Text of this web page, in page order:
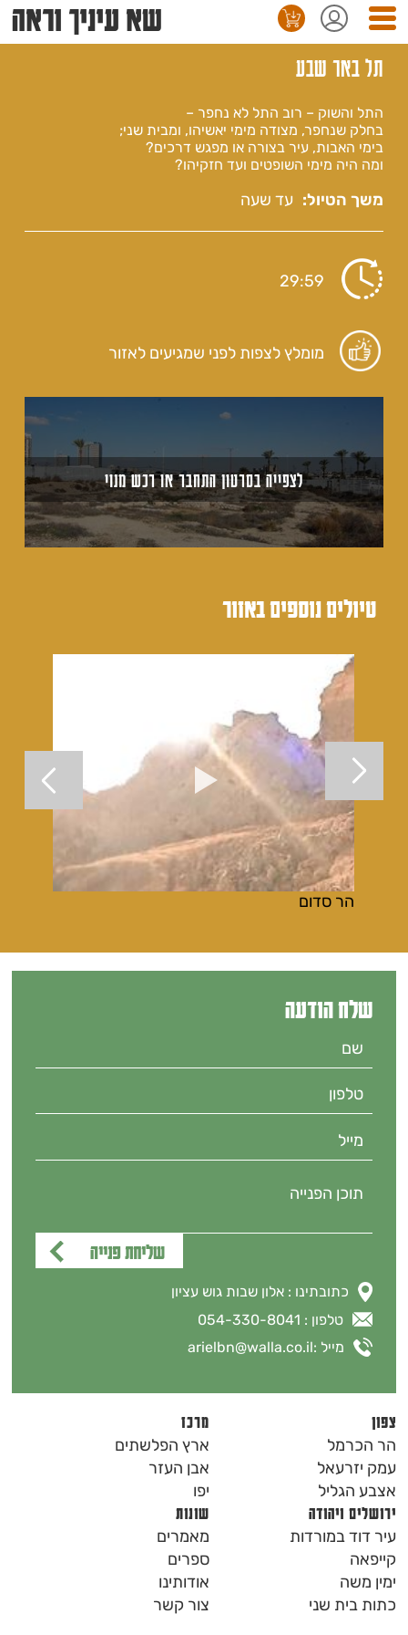
שא עיניך וראה מנוי
תל באר שבע
התל והשוק – רוב התל לא נחפר –
בחלק שנחפר, מצודה מימי יאשיהו, ומבית שני;
בימי האבות, עיר בצורה או מפגש דרכים?
ומה היה מימי השופטים ועד חזקיהו?
משך הטיול: עד שעה
29:59
מומלץ לצפות לפני שמגיעים לאזור
לצפייה בסרטון התחבר או רכש מנוי
טיולים נוספים באזור
הר סדום
שלח הודעה
כתובתינו : אלון שבות גוש עציון
טלפון : 054-330-8041
מייל :arielbn@walla.co.il
צפון
הר הכרמל
עמק יזרעאל
אצבע הגליל
מרכז
ארץ הפלשתים
אבן העזר
יפו
ירושלים ויהודה
עיר דוד במורדות
קייפאה
ימין משה
כתות בית שני
שונות
מאמרים
ספרים
אודותינו
צור קשר